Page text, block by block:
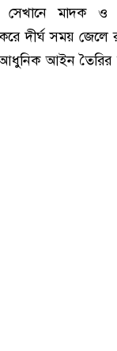
সেখানে মাদক ও
দীর্ঘ সময় জেলে
আধুনিক আইন তৈরির